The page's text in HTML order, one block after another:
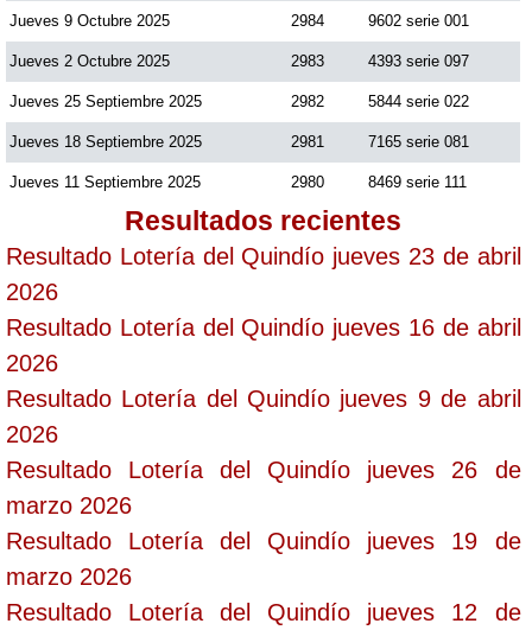
Jueves 9 Octubre 2025 2984 9602 serie 001
Jueves 2 Octubre 2025 2983 4393 serie 097
Jueves 25 Septiembre 2025 2982 5844 serie 022
Jueves 18 Septiembre 2025 2981 7165 serie 081
Jueves 11 Septiembre 2025 2980 8469 serie 111
Resultados recientes
Resultado Lotería del Quindío jueves 23 de abril
2026
Resultado Lotería del Quindío jueves 16 de abril
2026
Resultado Lotería del Quindío jueves 9 de abril
2026
Resultado Lotería del Quindío jueves 26 de
marzo 2026
Resultado Lotería del Quindío jueves 19 de
marzo 2026
Resultado Lotería del Quindío jueves 12 de